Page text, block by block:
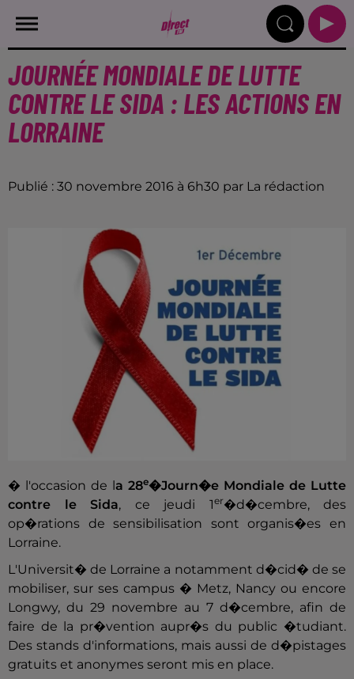
JOURNÉE MONDIALE DE LUTTE
CONTRE LE SIDA : LES ACTIONS EN
LORRAINE
Publié : 30 novembre 2016 à 6h30 par La rédaction
� l'occasion de la 28e�Journ�e Mondiale de Lutte
contre le Sida, ce jeudi 1er�d�cembre, des
op�rations de sensibilisation sont organis�es en
Lorraine.
L'Universit� de Lorraine a notamment d�cid� de se
mobiliser, sur ses campus � Metz, Nancy ou encore
Longwy, du 29 novembre au 7 d�cembre, afin de
faire de la pr�vention aupr�s du public �tudiant.
Des stands d'informations, mais aussi de d�pistages
gratuits et anonymes seront mis en place.